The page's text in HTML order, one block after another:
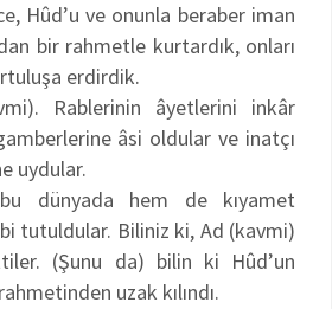
Hûd’u ve onunla beraber iman
bir rahmetle kurtardık, onları
erdirdik.
Rablerinin âyetlerini inkâr
âsi oldular ve inatçı
uydular.
dünyada hem de kıyamet
tutuldular. Biliniz ki, Ad (kavmi)
(Şunu da) bilin ki Hûd’un
uzak kılındı.